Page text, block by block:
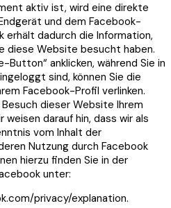
aktiv ist, wird eine direkte
und dem Facebook-
erhält dadurch die Information,
diese Website besucht haben.
Button“ anklicken, während Sie in
sind, können Sie die
Facebook-Profil verlinken.
dieser Website Ihrem
darauf hin, dass wir als
vom Inhalt der
Nutzung durch Facebook
hierzu finden Sie in der
unter:
privacy/explanation.